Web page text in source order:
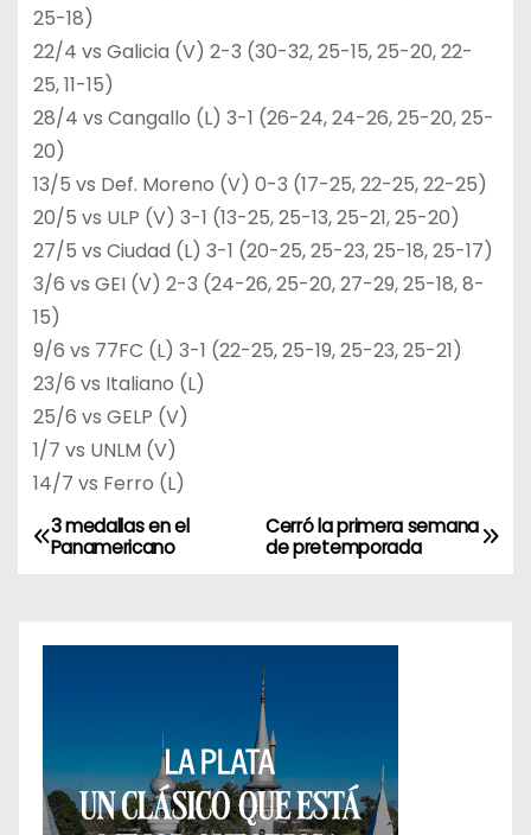
25-18)
22/4 vs Galicia (V) 2-3 (30-32, 25-15, 25-20, 22-
25, 11-15)
28/4 vs Cangallo (L) 3-1 (26-24, 24-26, 25-20, 25-
20)
13/5 vs Def. Moreno (V) 0-3 (17-25, 22-25, 22-25)
20/5 vs ULP (V) 3-1 (13-25, 25-13, 25-21, 25-20)
27/5 vs Ciudad (L) 3-1 (20-25, 25-23, 25-18, 25-17)
3/6 vs GEI (V) 2-3 (24-26, 25-20, 27-29, 25-18, 8-
15)
9/6 vs 77FC (L) 3-1 (22-25, 25-19, 25-23, 25-21)
23/6 vs Italiano (L)
25/6 vs GELP (V)
1/7 vs UNLM (V)
14/7 vs Ferro (L)
N
v
a
Cerró la primera semana
de pretemporada
3 medallas en el
Panamericano